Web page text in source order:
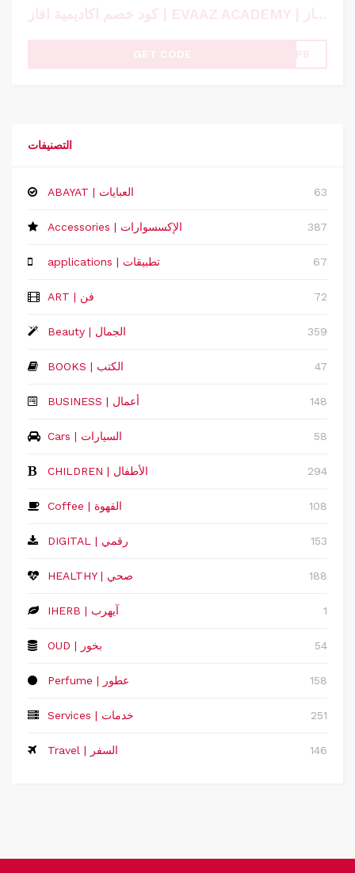
كود خصم اكاديمية افاز | EVAAZ ACADEMY | كوبون خصم اكاديمية افاز
GET CODE LJPB
التصنيفات
ABAYAT | العبايات 63
Accessories | الإكسسوارات 387
applications | تطبيقات 67
ART | فن 72
Beauty | الجمال 359
BOOKS | الكتب 47
‏BUSINESS | أعمال 148
Cars | السيارات 58
CHILDREN | الأطفال 294
Coffee | القهوة 108
DIGITAL | رقمي 153
HEALTHY | صحي 188
IHERB | آيهرب 1
OUD | بخور 54
Perfume | عطور 158
Services | خدمات 251
Travel | السفر 146